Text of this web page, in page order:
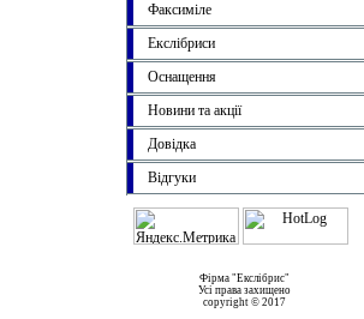
Факсиміле
Екслібриси
Оснащення
Новини та акції
Довідка
Відгуки
Фірма "Екслібрис"
Усі права захищено
copyright © 2017